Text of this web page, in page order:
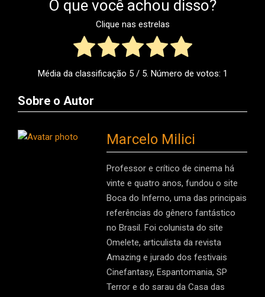
O que você achou disso?
Clique nas estrelas
Média da classificação 5/ 5. Número de votos: 1
Sobre o Autor
Marcelo Milici
Professor e crítico de cinema há
vinte e quatro anos, fundou o site
Boca do Inferno, uma das principais
referências do gênero fantástico
no Brasil. Foi colunista do site
Omelete, articulista da revista
Amazing e jurado dos festivais
Cinefantasy, Espantomania, SP
Terror e do sarau da Casa das